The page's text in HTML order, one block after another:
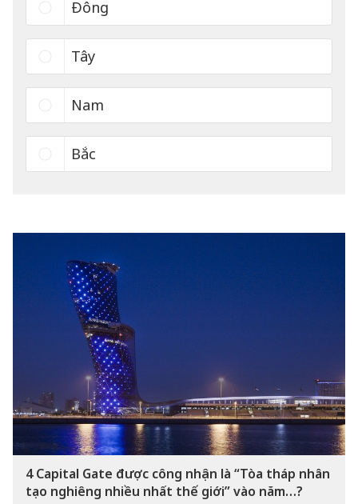
Đông
Tây
Nam
Bắc
4Capital Gate được công nhận là “Tòa tháp nhân
tạo nghiêng nhiều nhất thế giới” vào năm…?